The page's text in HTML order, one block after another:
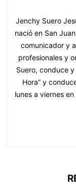
Jenchy Suero
nació en San
comunicador y
profesionales y
Suero, conduce
Hora” y
lunes a viernes